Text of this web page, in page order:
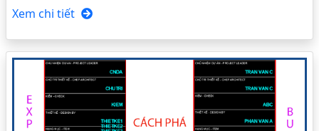
Xem chi tiết